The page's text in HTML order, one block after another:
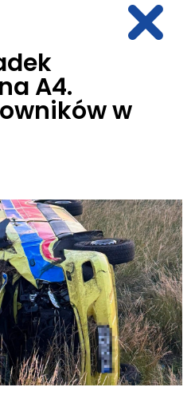
A4.
w